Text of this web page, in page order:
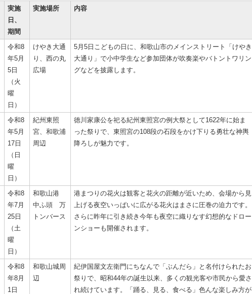
実施
日、
期間
実施場所 内容
令和8
年5月
5日
（火
曜
日）
けやき大通
り、西の丸
広場
5月5日こどもの日に、和歌山市のメインストリート「けやき
大通り」で小中学生など参加団体が吹奏楽やバトントワリン
グなどを披露します。
令和8
年5月
17日
（日
曜
日）
紀州東照
宮、和歌浦
周辺
徳川家康公を祀る紀州東照宮の例大祭として1622年に始ま
った祭りで、東照宮の108段の石段をかけ下りる勇壮な神輿
降ろしが魅力です。
令和8
年7月
25日
（土
曜
日）
和歌山港
中ふ頭 万
トンバース
港まつりの花火は観客と花火の距離が近いため、会場から見
上げる夜空いっぱいに広がる花火はまさに圧巻の迫力です。
さらに昨年に引き続き今年も夜空に織りなす幻想的なドロー
ンショーも開催されます。
令和8
年8月
1日
和歌山城周
辺
紀伊国屋文左衛門にちなんで「ぶんだら」と名付けられたお
祭りで、昭和44年の誕生以来、多くの観光客や市民から愛さ
れ続けています。「踊る、見る、食べる」色んな楽しみ方が